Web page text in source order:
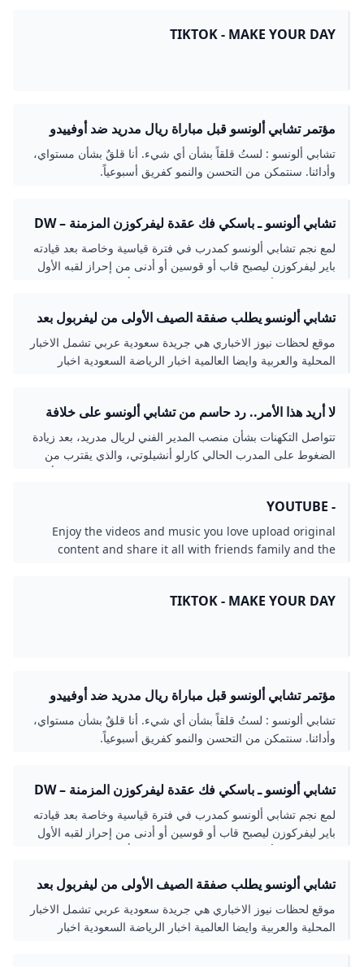
TIKTOK - MAKE YOUR DAY
مؤتمر تشابي ألونسو قبل مباراة ريال مدريد ضد أوفييدو
بالجولة 2 بالليجا - بالجول
تشابي ألونسو : لستُ قلقاً بشأن أي شيء. أنا قلقٌ بشأن مستواي،
وأدائنا. سنتمكن من التحسن والنمو كفريق أسبوعياً.
تشابي ألونسو ـ باسكي فك عقدة ليفركوزن المزمنة – DW
– 2024/4/13
لمع نجم تشابي ألونسو كمدرب في فترة قياسية وخاصة بعد قيادته
باير ليفركوزن ليصبح قاب أو قوسين أو أدنى من إحراز لقبه الأول
في الدوري الألماني (بوندسليغا). تعرّف على أهم محطات مسيرته
تشابي ألونسو يطلب صفقة الصيف الأولى من ليفربول بعد
رباعية باريس - جريدة لحظات نيوز
موقع لحظات نيوز الاخباري هي جريدة سعودية عربي تشمل الاخبار
المحلية والعربية وايضا العالمية اخبار الرياضة السعودية اخبار
لا أريد هذا الأمر.. رد حاسم من تشابي ألونسو على خلافة
أنشيلوتي في ريال مدريد العربية GOAL.COM
تتواصل التكهنات بشأن منصب المدير الفني لريال مدريد، بعد زيادة
الضغوط على المدرب الحالي كارلو أنشيلوتي، والذي يقترب من
الرحيل بنهاية الموسم الجاري، بعد الخروج الكارثي من دوري أبطال
- YOUTUBE
Enjoy the videos and music you love upload original
content and share it all with friends family and the
TIKTOK - MAKE YOUR DAY
مؤتمر تشابي ألونسو قبل مباراة ريال مدريد ضد أوفييدو
بالجولة 2 بالليجا - بالجول
تشابي ألونسو : لستُ قلقاً بشأن أي شيء. أنا قلقٌ بشأن مستواي،
وأدائنا. سنتمكن من التحسن والنمو كفريق أسبوعياً.
تشابي ألونسو ـ باسكي فك عقدة ليفركوزن المزمنة – DW
– 2024/4/13
لمع نجم تشابي ألونسو كمدرب في فترة قياسية وخاصة بعد قيادته
باير ليفركوزن ليصبح قاب أو قوسين أو أدنى من إحراز لقبه الأول
في الدوري الألماني (بوندسليغا). تعرّف على أهم محطات مسيرته
تشابي ألونسو يطلب صفقة الصيف الأولى من ليفربول بعد
رباعية باريس - جريدة لحظات نيوز
موقع لحظات نيوز الاخباري هي جريدة سعودية عربي تشمل الاخبار
المحلية والعربية وايضا العالمية اخبار الرياضة السعودية اخبار